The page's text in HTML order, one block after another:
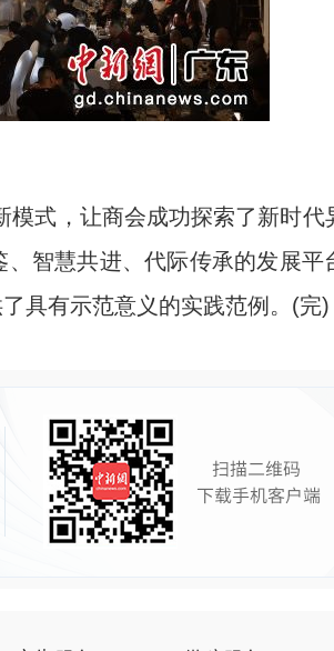
式，让商会成功探索了新时代
智慧共进、代际传承的发展平
具有示范意义的实践范例。(完)